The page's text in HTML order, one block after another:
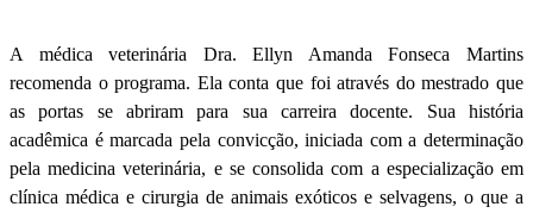
A médica veterinária Dra. Ellyn Amanda Fonseca Martins
recomenda o programa. Ela conta que foi através do mestrado que
as portas se abriram para sua carreira docente. Sua história
acadêmica é marcada pela convicção, iniciada com a determinação
pela medicina veterinária, e se consolida com a especialização em
clínica médica e cirurgia de animais exóticos e selvagens, o que a